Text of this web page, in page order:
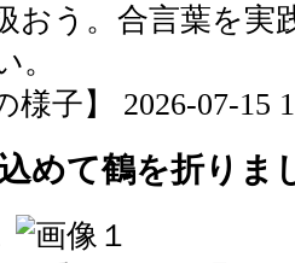
おう。合言葉を実
。
様子】 2026-07-15
めて鶴を折りま